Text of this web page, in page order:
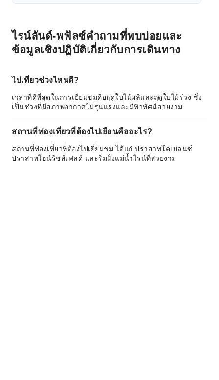
ไรน์ลันด์-พฟัลซ์คำถามที่พบบ่อยและ
ข้อมูลเชิงปฏิบัติเกี่ยวกับการเดินทาง
ไปเที่ยวช่วงไหนดี?
เวลาที่ดีที่สุดในการเยี่ยมชมคือฤดูใบไม้ผลิและฤดูใบไม้ร่วง ซึ่ง
เป็นช่วงที่มีสภาพอากาศไม่รุนแรงและมีทิวทัศน์สวยงาม
สถานที่ท่องเที่ยวที่ต้องไปเยือนคืออะไร?
สถานที่ท่องเที่ยวที่ต้องไปเยี่ยมชม ได้แก่ ปราสาทโคเบลนซ์
ปราสาทไฮน์ริชส์เฟลด์ และริมฝั่งแม่น้ำไรน์ที่สวยงาม